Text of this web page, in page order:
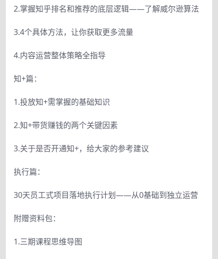
2.掌握知乎排名和推荐的底层逻辑——了解威尔逊算法
3.4个具体方法，让你获取更多流量
4.内容运营整体策略全指导
知+篇：
1.投放知+需掌握的基础知识
2.知+带货赚钱的两个关键因素
3.关于是否开通知+，给大家的参考建议
执行篇：
30天员工式项目落地执行计划——从0基础到独立运营
附赠资料包：
1.三期课程思维导图